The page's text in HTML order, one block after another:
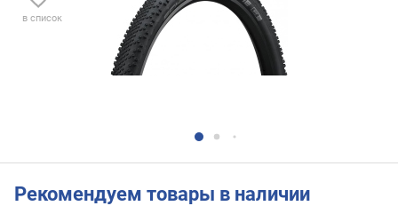
в список
Рекомендуем товары в наличии